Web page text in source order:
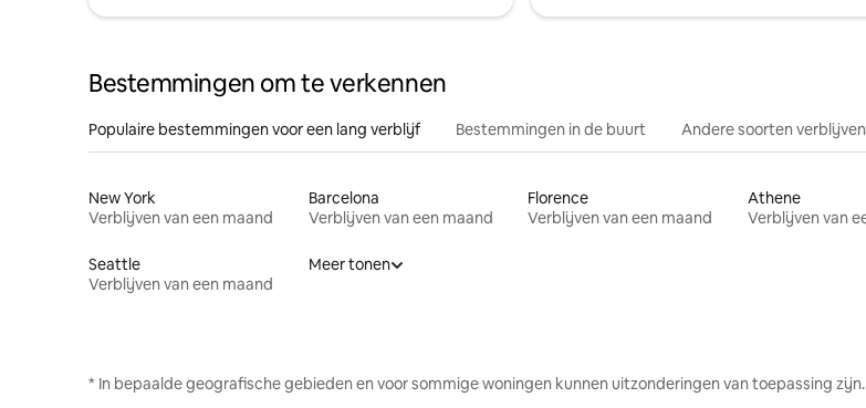
Bestemmingen om te verkennen
Populaire bestemmingen voor een lang verblijf Bestemmingen in de buurt Andere soorten verblijven
New York
Verblijven van een maand
Barcelona
Verblijven van een maand
Florence
Verblijven van een maand
Athene
Verblijven van
Seattle
Verblijven van een maand
Meer tonen
* In bepaalde geografische gebieden en voor sommige woningen kunnen uitzonderingen van toepassing zijn.